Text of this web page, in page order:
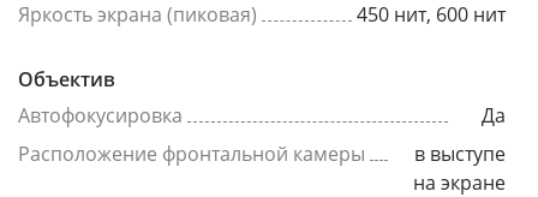
Яркость экрана (пиковая)
450 нит, 600 нит
Объектив
Автофокусировка
Да
Расположение фронтальной камеры
в выступе
на экране